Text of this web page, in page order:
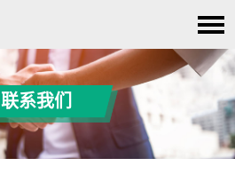
联系我们